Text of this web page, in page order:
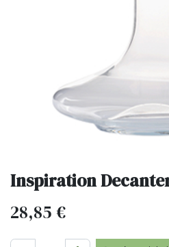
Inspiration
28,85 €